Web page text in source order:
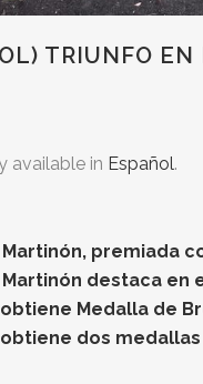
TRIUNFO
available in Español.
premiada
destaca en
Medalla de
dos